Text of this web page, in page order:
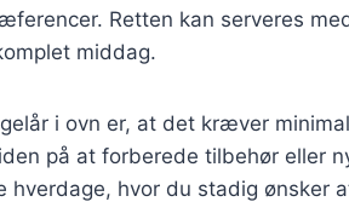
Retten kan serveres
middag.
i ovn er, at det kræver
på at forberede tilbehør eller
hverdage, hvor du stadig ønsker